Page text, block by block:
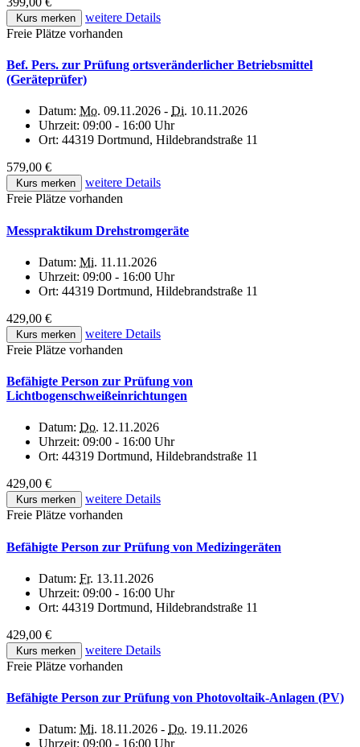
Kurs merken
weitere Details
Freie Plätze vorhanden
Bef. Pers. zur Prüfung ortsveränderlicher Betriebsmittel
(Geräteprüfer)
Datum: Mo. 09.11.2026 - Di. 10.11.2026
Uhrzeit: 09:00 - 16:00 Uhr
Ort: 44319 Dortmund, Hildebrandstraße 11
579,00 €
Kurs merken
weitere Details
Freie Plätze vorhanden
Messpraktikum Drehstromgeräte
Datum: Mi. 11.11.2026
Uhrzeit: 09:00 - 16:00 Uhr
Ort: 44319 Dortmund, Hildebrandstraße 11
429,00 €
Kurs merken
weitere Details
Freie Plätze vorhanden
Befähigte Person zur Prüfung von
Lichtbogenschweißeinrichtungen
Datum: Do. 12.11.2026
Uhrzeit: 09:00 - 16:00 Uhr
Ort: 44319 Dortmund, Hildebrandstraße 11
429,00 €
Kurs merken
weitere Details
Freie Plätze vorhanden
Befähigte Person zur Prüfung von Medizingeräten
Datum: Fr. 13.11.2026
Uhrzeit: 09:00 - 16:00 Uhr
Ort: 44319 Dortmund, Hildebrandstraße 11
429,00 €
Kurs merken
weitere Details
Freie Plätze vorhanden
Befähigte Person zur Prüfung von Photovoltaik-Anlagen (PV)
Datum: Mi. 18.11.2026 - Do. 19.11.2026
Uhrzeit: 09:00 - 16:00 Uhr